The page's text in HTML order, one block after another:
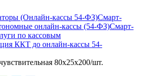
(Онлайн-кассы 54-ФЗ)Смарт-
онлайн-кассы (54-ФЗ)Смарт-
по кассовым
ККТ до онлайн-кассы 54-
80х25х200/шт.